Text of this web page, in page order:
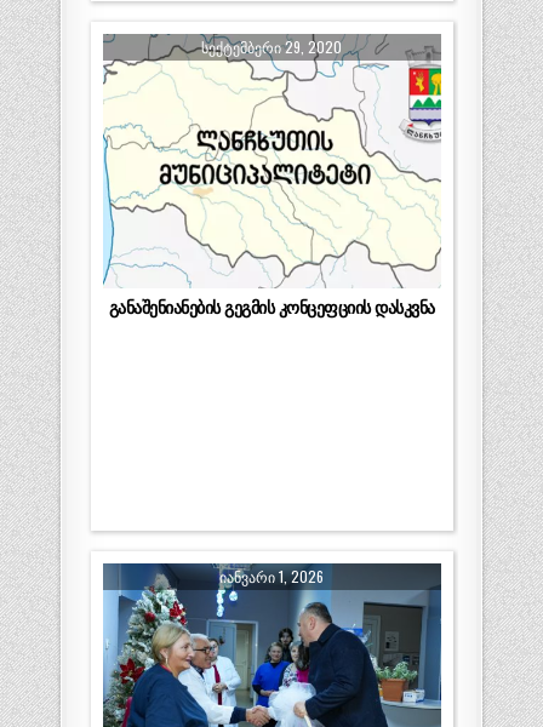
ᲡᲔᲥᲢᲔᲛᲑᲔᲠᲘ 29, 2020
განაშენიანების გეგმის კონცეფციის დასკვნა
ᲘᲐᲜᲕᲐᲠᲘ 1, 2026